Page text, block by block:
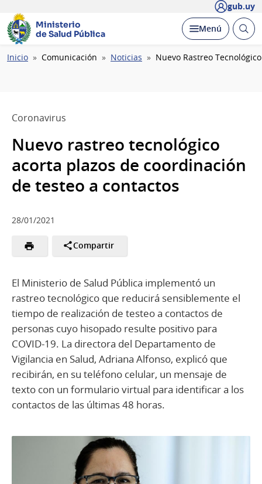
gub.uy
Ministerio
de Salud Pública
Desplegar
Menú Abrir
Ruta
Inicio Comunicación Noticias Nuevo Rastreo
Coronavirus
Nuevo rastreo tecnológico
acorta plazos de coordinación
de testeo a contactos
28/01/2021
Compartir
El Ministerio de Salud Pública implementó un
rastreo tecnológico que reducirá sensiblemente el
tiempo de realización de testeo a contactos de
personas cuyo hisopado resulte positivo para
COVID-19. La directora del Departamento de
Vigilancia en Salud, Adriana Alfonso, explicó que
recibirán, en su teléfono celular, un mensaje de
texto con un formulario virtual para identificar a los
contactos de las últimas 48 horas.